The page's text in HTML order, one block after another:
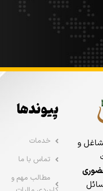
و
پیوندها
خدمات
تماس با ما
مطالب مهم و